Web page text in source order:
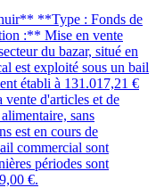
**Type : Fonds de
:** Mise en vente
du bazar, situé en
est exploité sous un bail
établi à 131.017,21 €
d'articles et de
sans
est en cours de
commercial sont
périodes sont
€.